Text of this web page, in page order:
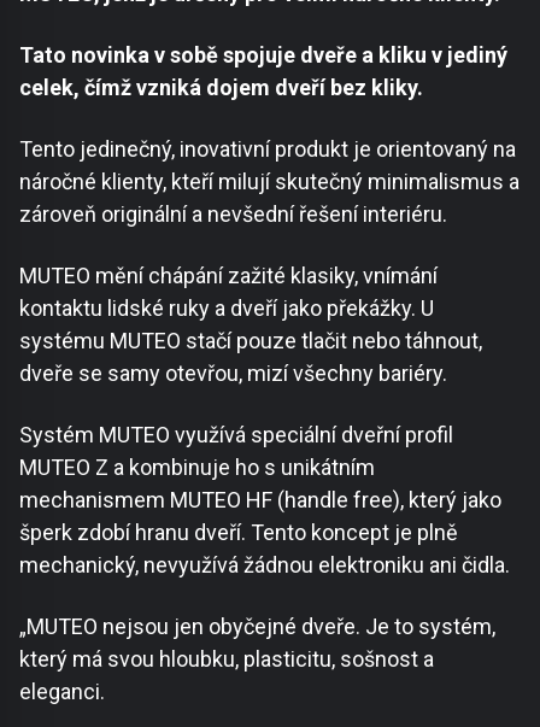
Tato novinka v sobě spojuje dveře a kliku v jediný
celek, čímž vzniká dojem dveří bez kliky.
Tento jedinečný, inovativní produkt je orientovaný na
náročné klienty, kteří milují skutečný minimalismus a
zároveň originální a nevšední řešení interiéru.
MUTEO mění chápání zažité klasiky, vnímání
kontaktu lidské ruky a dveří jako překážky. U
systému MUTEO stačí pouze tlačit nebo táhnout,
dveře se samy otevřou, mizí všechny bariéry.
Systém MUTEO využívá speciální dveřní profil
MUTEO Z a kombinuje ho s unikátním
mechanismem MUTEO HF (handle free), který jako
šperk zdobí hranu dveří. Tento koncept je plně
mechanický, nevyužívá žádnou elektroniku ani čidla.
„MUTEO nejsou jen obyčejné dveře. Je to systém,
který má svou hloubku, plasticitu, sošnost a
eleganci.